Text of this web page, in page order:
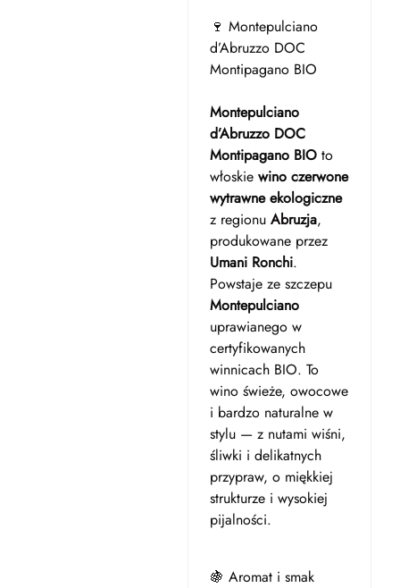
🍷 Montepulciano
d’Abruzzo DOC
Montipagano BIO
Montepulciano
d’Abruzzo DOC
Montipagano BIOto
włoskie wino czerwone
wytrawne ekologiczne
z regionu Abruzja,
produkowane przez
Umani Ronchi.
Powstaje ze szczepu
Montepulciano
uprawianego w
certyfikowanych
winnicach BIO. To
wino świeże, owocowe
i bardzo naturalne w
stylu — z nutami wiśni,
śliwki i delikatnych
przypraw, o miękkiej
strukturze i wysokiej
pijalności.
🍇 Aromat i smak